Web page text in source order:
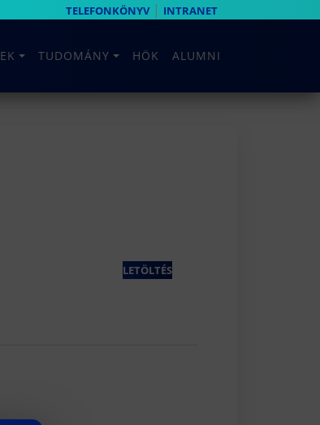
TELEFONKÖNYV| INTRANET
TUDOMÁNY HÖK ALUMNI
LETÖLTÉS